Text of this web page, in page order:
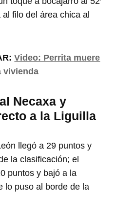
filo del área chica al
Video: Perrita muere
vivienda
Necaxa y
a la Liguilla
llegó a 29 puntos y
la clasificación; el
puntos y bajó a la
lo puso al borde de la